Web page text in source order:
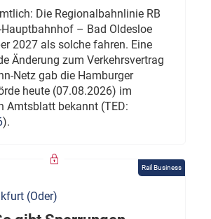
Die Regionalbahnlinie RB
– Bad Oldesloe
2027 als solche fahren. Eine
Änderung zum Verkehrsvertrag
Netz gab die Hamburger
heute (07.08.2026) im
Amtsblatt bekannt (TED:
).
Rail Business
(Oder)